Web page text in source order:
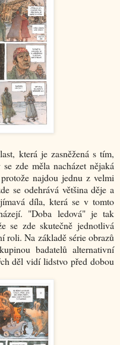
která je zasněžená s tím,
zde měla nacházet nějaká
najdou jednu z velmi
se odehrává většina děje a
díla, která se v tomto
"Doba ledová" je tak
se zde skutečně jednotlivá
roli. Na základě série obrazů
badatelů alternativní
děl vidí lidstvo před dobou